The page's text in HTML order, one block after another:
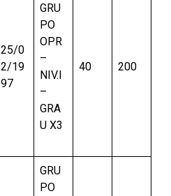
25/0
2/19
97
GRU
PO
OPR
–
NIV.I
–
GRA
U X3
40 200
GRU
PO